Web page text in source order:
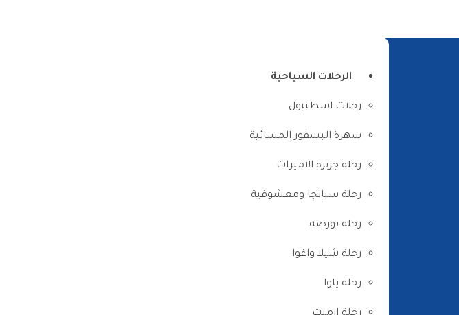
الرحلات السياحية
رحلات اسطنبول
سهرة البسفور المسائية
رحلة جزيرة الاميرات
رحلة سبانجا ومعشوقية
رحلة بورصة
رحلة شيلا واغوا
رحلة يلوا